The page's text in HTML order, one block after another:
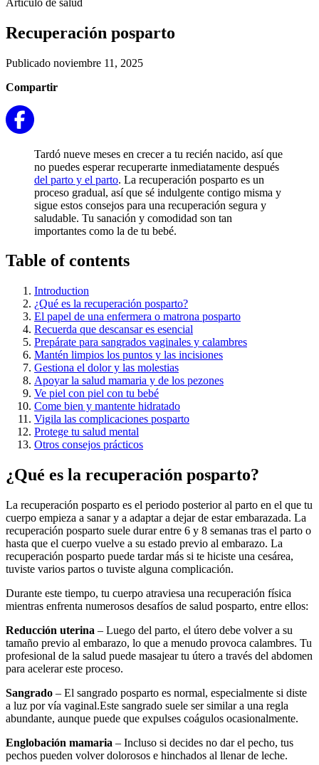
Recuperación posparto
Publicado noviembre 11, 2025
Compartir
Tardó nueve meses en crecer a tu recién nacido, así que
no puedes esperar recuperarte inmediatamente después
del parto y el parto. La recuperación posparto es un
proceso gradual, así que sé indulgente contigo misma y
sigue estos consejos para una recuperación segura y
saludable. Tu sanación y comodidad son tan
importantes como la de tu bebé.
Table of contents
Introduction
¿Qué es la recuperación posparto?
El papel de una enfermera o matrona posparto
Recuerda que descansar es esencial
Prepárate para sangrados vaginales y calambres
Mantén limpios los puntos y las incisiones
Gestiona el dolor y las molestias
Apoyar la salud mamaria y de los pezones
Ve piel con piel con tu bebé
Come bien y mantente hidratado
Vigila las complicaciones posparto
Protege tu salud mental
Otros consejos prácticos
¿Qué es la recuperación posparto?
La recuperación posparto es el periodo posterior al parto en el que tu
cuerpo empieza a sanar y a adaptar a dejar de estar embarazada. La
recuperación posparto suele durar entre 6 y 8 semanas tras el parto o
hasta que el cuerpo vuelve a su estado previo al embarazo. La
recuperación posparto puede tardar más si te hiciste una cesárea,
tuviste varios partos o tuviste alguna complicación.
Durante este tiempo, tu cuerpo atraviesa una recuperación física
mientras enfrenta numerosos desafíos de salud posparto, entre ellos:
Reducción uterina – Luego del parto, el útero debe volver a su
tamaño previo al embarazo, lo que a menudo provoca calambres. Tu
profesional de la salud puede masajear tu útero a través del abdomen
para acelerar este proceso.
Sangrado – El sangrado posparto es normal, especialmente si diste
a luz por vía vaginal.Este sangrado suele ser similar a una regla
abundante, aunque puede que expulses coágulos ocasionalmente.
Englobación mamaria – Incluso si decides no dar el pecho, tus
pechos pueden volver dolorosos e hinchados al llenar de leche.